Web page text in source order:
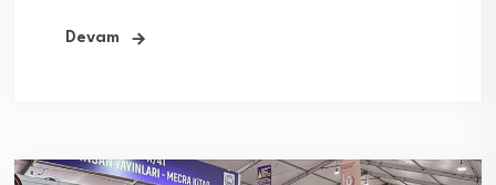
Devam